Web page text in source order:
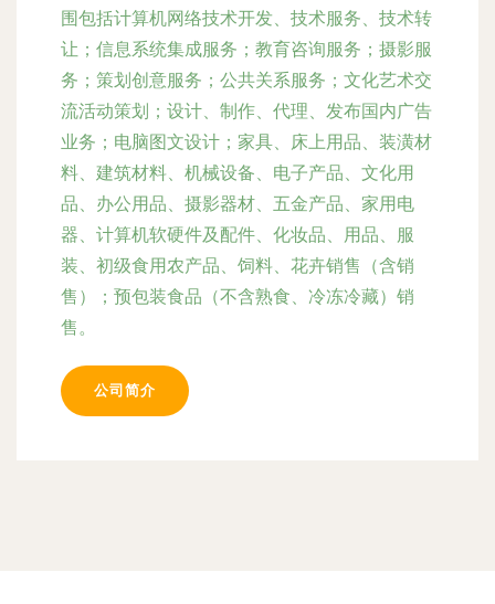
围包括计算机网络技术开发、技术服务、技术转
让；信息系统集成服务；教育咨询服务；摄影服
务；策划创意服务；公共关系服务；文化艺术交
流活动策划；设计、制作、代理、发布国内广告
业务；电脑图文设计；家具、床上用品、装潢材
料、建筑材料、机械设备、电子产品、文化用
品、办公用品、摄影器材、五金产品、家用电
器、计算机软硬件及配件、化妆品、用品、服
装、初级食用农产品、饲料、花卉销售（含销
售）；预包装食品（不含熟食、冷冻冷藏）销
售。
公司简介